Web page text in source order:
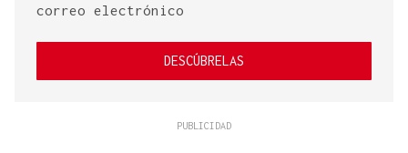
correo electrónico
DESCÚBRELAS